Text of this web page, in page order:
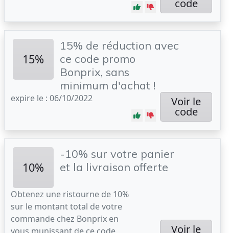
code
15%
15% de réduction avec
ce code promo
Bonprix, sans
minimum d'achat !
expire le : 06/10/2022 Voir le
code
10%
-10% sur votre panier
et la livraison offerte
Obtenez une ristourne de 10%
sur le montant total de votre
commande chez Bonprix en
Voir le